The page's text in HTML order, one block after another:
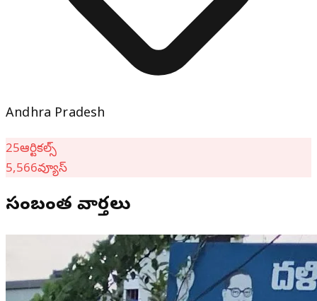
Andhra Pradesh
25ఆర్టికల్స్
5,566వ్యూస్
సంబంధిత వార్తలు